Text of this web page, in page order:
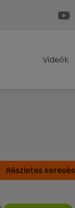
Videók
Részletes keresés